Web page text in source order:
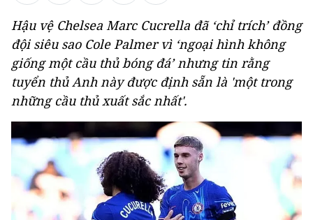
Hậu vệ Chelsea Marc Cucrella đã ‘chỉ trích’ đồng
đội siêu sao Cole Palmer vì ‘ngoại hình không
giống một cầu thủ bóng đá’ nhưng tin rằng
tuyển thủ Anh này được định sẵn là 'một trong
những cầu thủ xuất sắc nhất'.